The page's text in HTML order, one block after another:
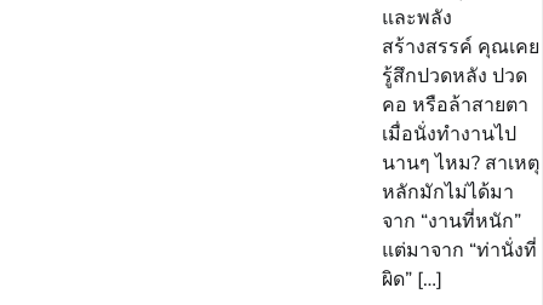
และพลัง
สร้างสรรค์ คุณเคย
รู้สึกปวดหลัง ปวด
คอ หรือล้าสายตา
เมื่อนั่งทำงานไป
นานๆ ไหม? สาเหตุ
หลักมักไม่ได้มา
จาก “งานที่หนัก”
แต่มาจาก “ท่านั่งที่
ผิด” […]